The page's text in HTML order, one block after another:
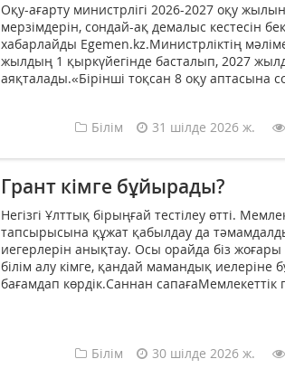
Оқу-ағарту министрлігі 2026-2027 оқу
мерзімдерін, сондай-ақ демалыс кестесін
хабарлайды Egemen.kz.Министрліктің
жылдың 1 қыркүйегінде басталып, 2027
аяқталады.«Бірінші тоқсан 8 оқу аптасына
Білім 31 шілде 2026 ж.
Грант кімге бұйырады?
Негізгі Ұлттық бірыңғай тестілеу өтті.
тапсырысына құжат қабылдау да
иегерлерін анықтау. Осы орайда біз
білім алу кімге, қандай мамандық
бағамдап көрдік.Саннан сапағаМемлекеттік
Білім 30 шілде 2026 ж.